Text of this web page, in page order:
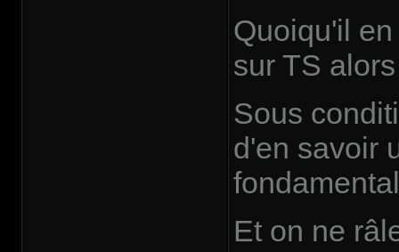
Quoiqu'il
sur TS
Sous
d'en savoir
Et on ne